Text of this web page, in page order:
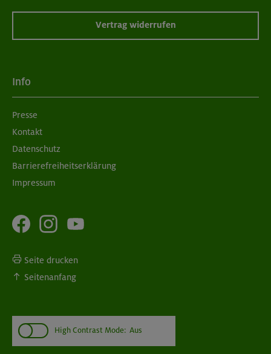
Vertrag widerrufen
Info
Presse
Kontakt
Datenschutz
Barrierefreiheitserklärung
Impressum
Seite drucken
Seitenanfang
High Contrast Mode: Aus